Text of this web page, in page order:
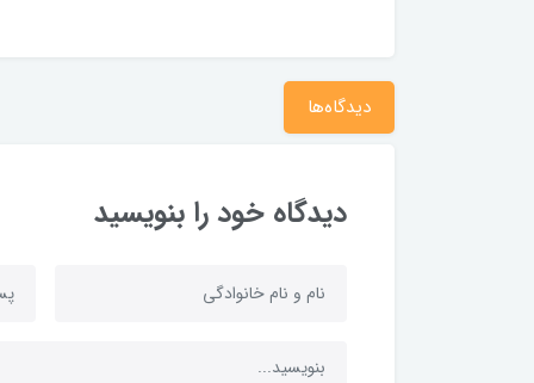
دیدگاه‌ها
دیدگاه خود را بنویسید